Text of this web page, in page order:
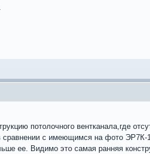
потолочного вентканала,где
сравнении с имеющимся на фото ЭР7К-
ее. Видимо это самая ранняя